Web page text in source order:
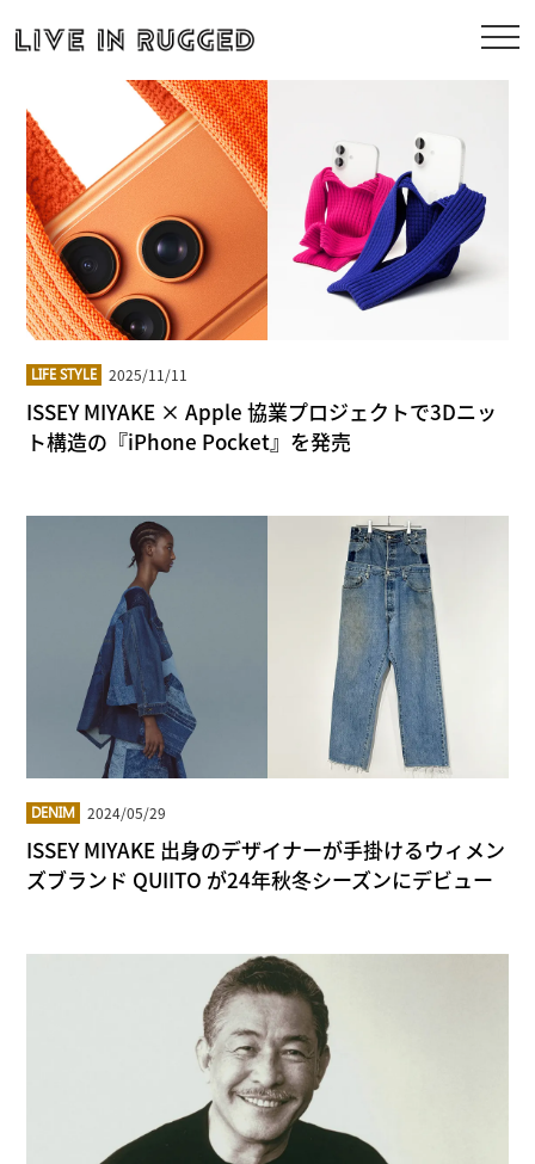
LIFE STYLE 2025/11/11
ISSEY MIYAKE × Apple 協業プロジェクトで3Dニッ
ト構造の『iPhone Pocket』を発売
DENIM 2024/05/29
ISSEY MIYAKE 出身のデザイナーが手掛けるウィメン
ズブランド QUIITO が24年秋冬シーズンにデビュー